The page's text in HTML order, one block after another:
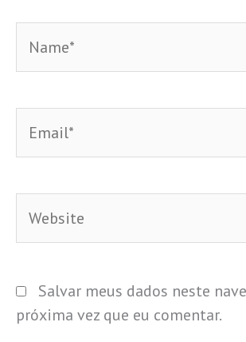
Salvar meus dados neste
próxima vez que eu comentar.